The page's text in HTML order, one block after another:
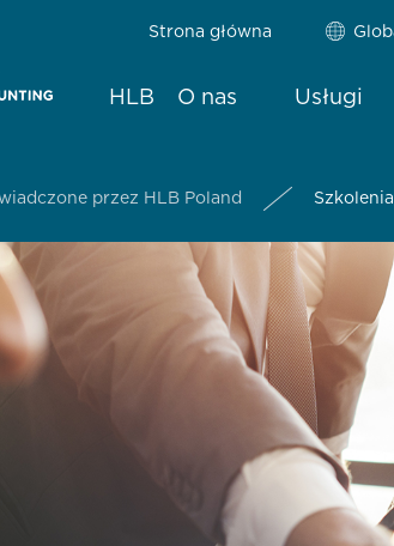
Strona główna
HLB O nas Usługi
przez HLB Poland